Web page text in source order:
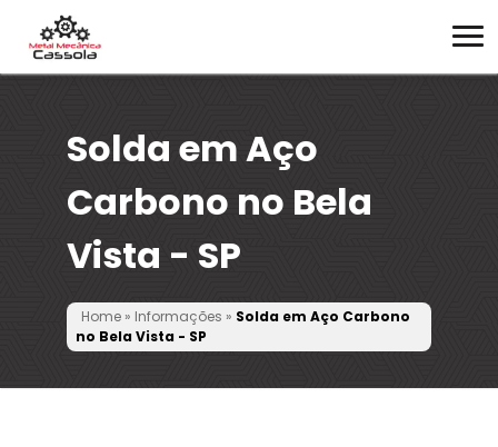
Solda em Aço
Carbono no Bela
Vista - SP
Home» Informações » Solda em Aço Carbono
no Bela Vista - SP